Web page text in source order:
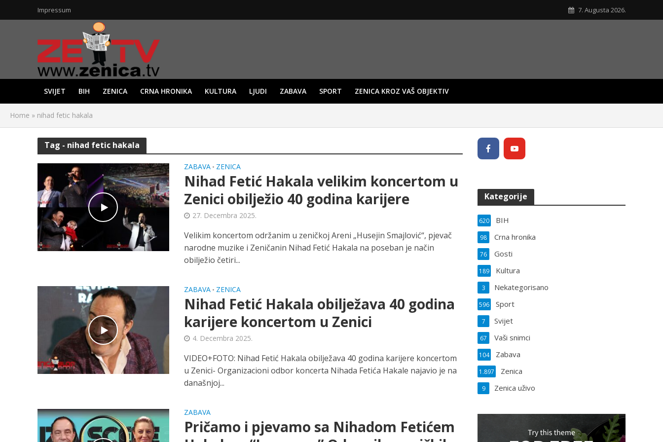
Impressum 7. Augusta 2026.
SVIJET BIH ZENICA CRNA HRONIKA KULTURA LJUDI ZABAVA SPORT ZENICA KROZ VAŠ OBJEKTIV
Home » nihad fetic hakala
Tag - nihad fetic hakala
ZABAVA • ZENICA
Nihad Fetić Hakala velikim koncertom u
Zenici obilježio 40 godina karijere
27. Decembra 2025.
Velikim koncertom održanim u zeničkoj Areni „Husejin Smajlović“, pjevač
narodne muzike i Zeničanin Nihad Fetić Hakala na poseban je način
obilježio četiri...
ZABAVA • ZENICA
Nihad Fetić Hakala obilježava 40 godina
karijere koncertom u Zenici
4. Decembra 2025.
VIDEO+FOTO: Nihad Fetić Hakala obilježava 40 godina karijere koncertom
u Zenici- Organizacioni odbor koncerta Nihada Fetića Hakale najavio je na
današnjoj...
ZABAVA
Pričamo i pjevamo sa Nihadom Fetićem
Kategorije
BIH
620
Crna hronika
98
Gosti
76
Kultura
189
Nekategorisano
3
Sport
596
Svijet
7
Vaši snimci
67
Zabava
104
Zenica
1.897
Zenica uživo
9